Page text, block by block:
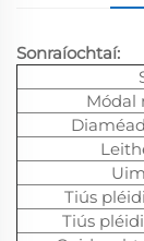
Sonraíochtaí:
Módal
Tiús
Tiús